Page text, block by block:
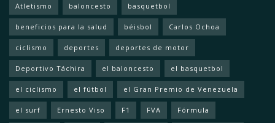
Atletismo baloncesto basquetbol
beneficios para la salud béisbol Carlos Ochoa
ciclismo deportes deportes de motor
Deportivo Táchira el baloncesto el basquetbol
el ciclismo el fútbol el Gran Premio de Venezuela
el surf Ernesto Viso F1 FVA Fórmula